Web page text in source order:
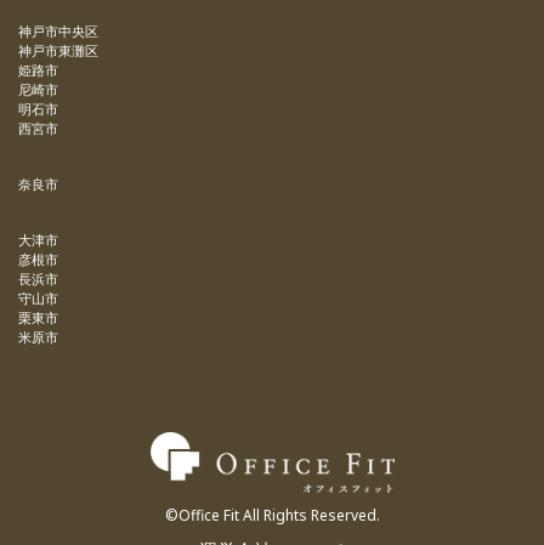
神戸市中央区
神戸市東灘区
姫路市
尼崎市
明石市
西宮市
奈良市
大津市
彦根市
長浜市
守山市
栗東市
米原市
©Office Fit All Rights Reserved.